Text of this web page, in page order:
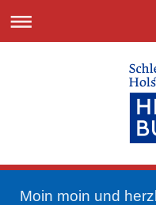
Moin moin und